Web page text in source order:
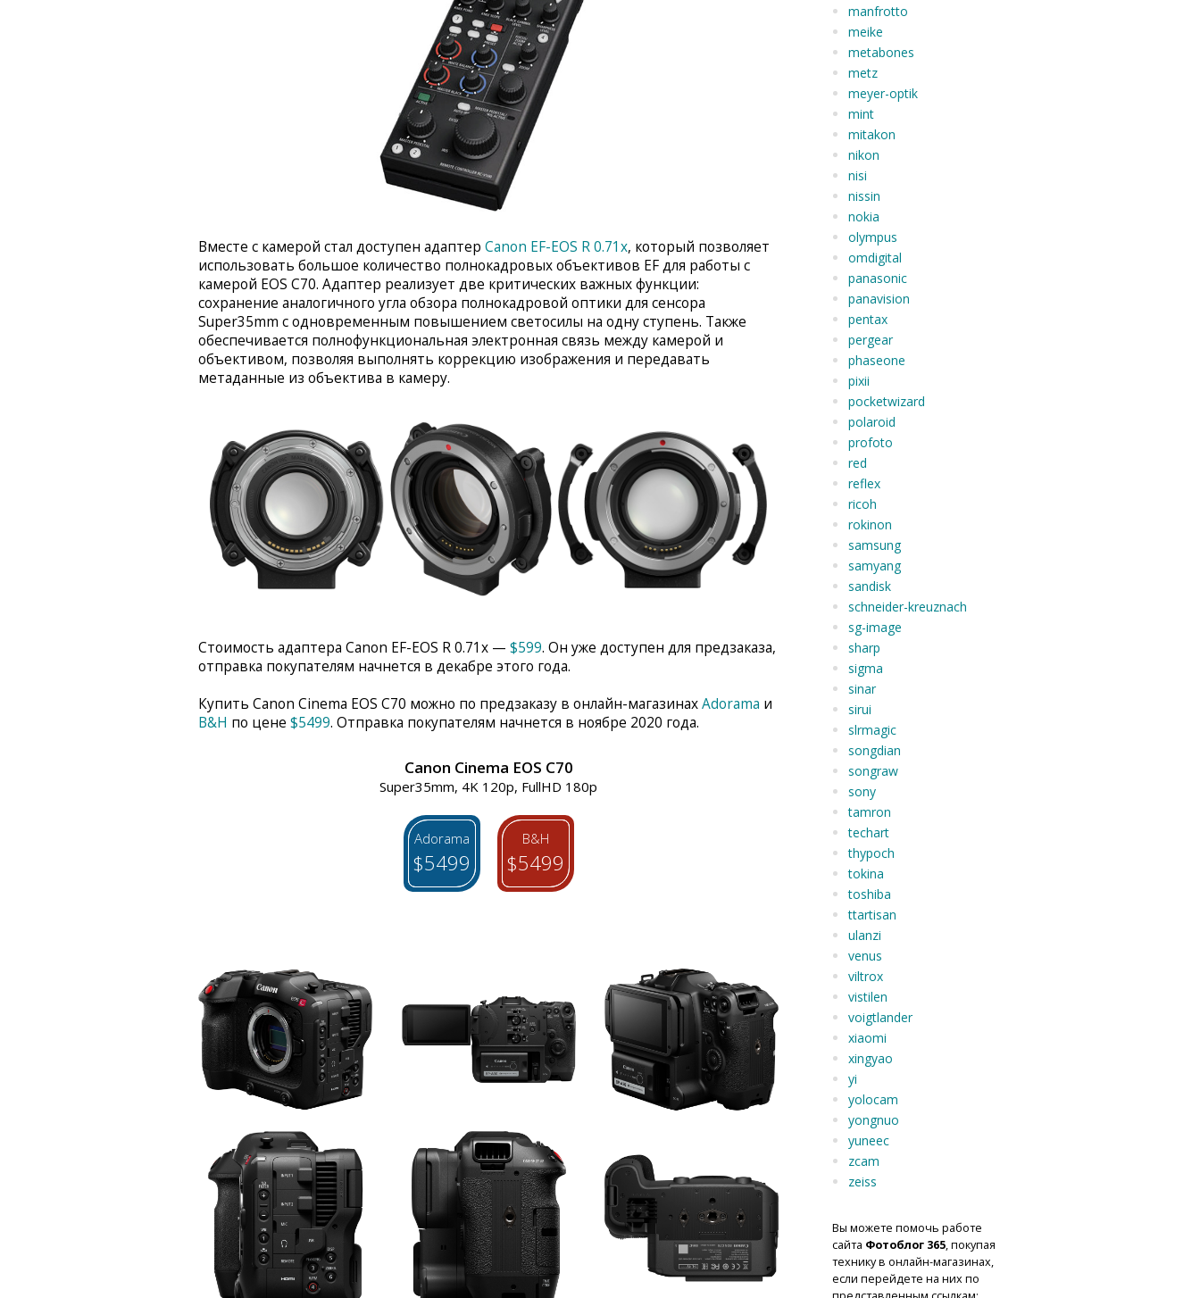
Вместе с камерой стал доступен адаптер Canon EF-EOS R 0.71x, который позволяет
использовать большое количество полнокадровых объективов EF для работы с
камерой EOS C70. Адаптер реализует две критических важных функции:
сохранение аналогичного угла обзора полнокадровой оптики для сенсора
Super35mm с одновременным повышением светосилы на одну ступень. Также
обеспечивается полнофункциональная электронная связь между камерой и
объективом, позволяя выполнять коррекцию изображения и передавать
метаданные из объектива в камеру.
Стоимость адаптера Canon EF-EOS R 0.71x — $599. Он уже доступен для предзаказа,
отправка покупателям начнется в декабре этого года.
Купить Canon Cinema EOS C70 можно по предзаказу в онлайн-магазинахAdorama и
B&H по цене $5499. Отправка покупателям начнется в ноябре 2020 года.
Canon Cinema EOS C70
Super35mm, 4K 120p, FullHD 180p
Adorama
$5499
B&H
$5499
manfrotto
meike
metabones
metz
meyer-optik
mint
mitakon
nikon
nisi
nissin
nokia
olympus
omdigital
panasonic
panavision
pentax
pergear
phaseone
pixii
pocketwizard
polaroid
profoto
red
reflex
ricoh
rokinon
samsung
samyang
sandisk
schneider-kreuznach
sg-image
sharp
sigma
sinar
sirui
slrmagic
songdian
songraw
sony
tamron
techart
thypoch
tokina
toshiba
ttartisan
ulanzi
venus
viltrox
vistilen
voigtlander
xiaomi
xingyao
yi
yolocam
yongnuo
yuneec
zcam
zeiss
Вы можете помочь работе
сайта Фотоблог 365, покупая
технику в онлайн-магазинах,
если перейдете на них по